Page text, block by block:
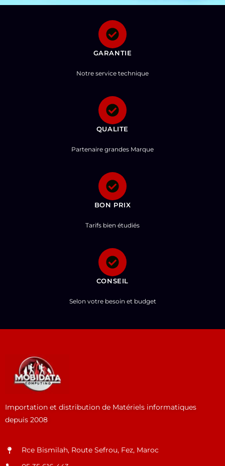
GARANTIE
Notre service technique
QUALITE
Partenaire grandes Marque
BON PRIX
Tarifs bien étudiés
CONSEIL
Selon votre besoin et budget
Importation et distribution de Matériels informatiques
depuis 2008
Rce Bismilah, Route Sefrou, Fez, Maroc